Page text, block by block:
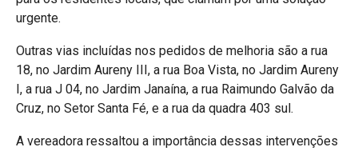
urgente.
Outras vias incluídas nos pedidos de melhoria são a rua
18, no Jardim Aureny III, a rua Boa Vista, no Jardim Aureny
I, a rua J 04, no Jardim Janaína, a rua Raimundo Galvão da
Cruz, no Setor Santa Fé, e a rua da quadra 403 sul.
A vereadora ressaltou a importância dessas intervenções